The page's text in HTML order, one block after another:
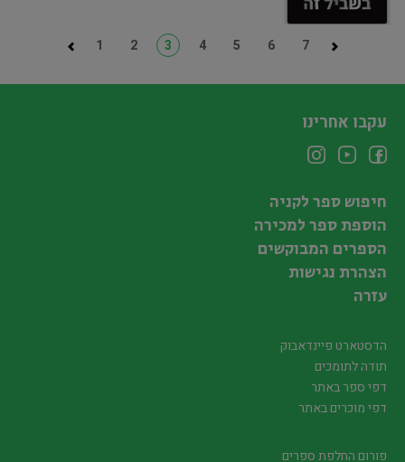
1 2 3 4 5 6 7
עקבו אחרינו
חיפוש ספר לקניה
הוספת ספר למכירה
הספרים המבוקשים
הצהרת נגישות
עזרה
הדסטארט פיינדאבוק
תודה לתומכים
דפי ספר באתר
דפי מוכרים באתר
פורום החלפת ספרים